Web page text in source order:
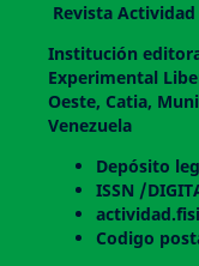
Revista Actividad
Institución
Experimental
Oeste, Catia,
Venezuela
Depósito
ISSN /
Codigo